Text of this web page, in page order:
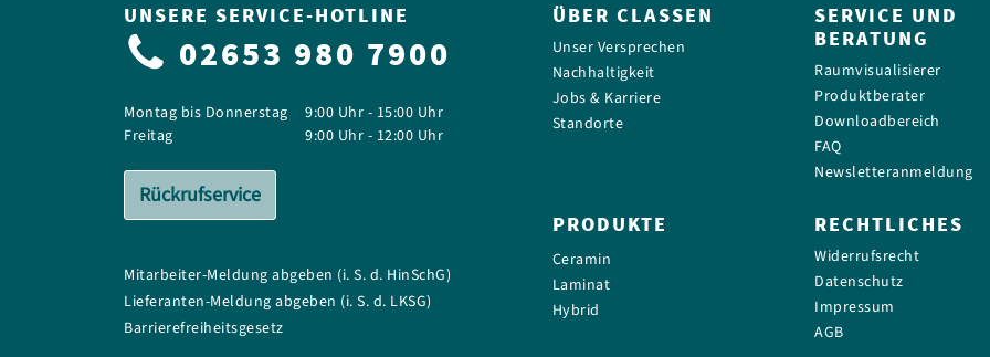
UNSERE SERVICE-HOTLINE
02653 980 7900
Montag bis Donnerstag
Freitag
9:00 Uhr - 15:00 Uhr
9:00 Uhr - 12:00 Uhr
Rückrufservice
Mitarbeiter-Meldung abgeben (i. S. d. HinSchG)
Lieferanten-Meldung abgeben (i. S. d. LKSG)
Barrierefreiheitsgesetz
ÜBER CLASSEN
Unser Versprechen
Nachhaltigkeit
Jobs & Karriere
Standorte
PRODUKTE
Ceramin
Laminat
Hybrid
SERVICE UND
BERATUNG
Raumvisualisierer
Produktberater
Downloadbereich
FAQ
Newsletteranmeldung
RECHTLICHES
Widerrufsrecht
Datenschutz
Impressum
AGB